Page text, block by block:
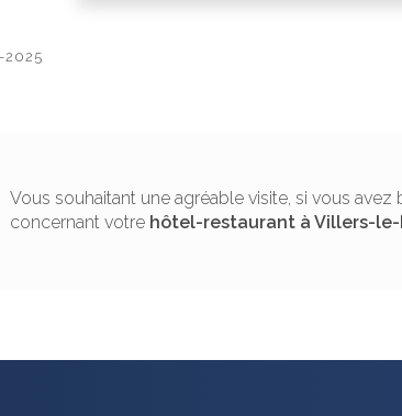
2025
Vous souhaitant une agréable visite, si vous
concernant votre hôtel-restaurant à Villers-